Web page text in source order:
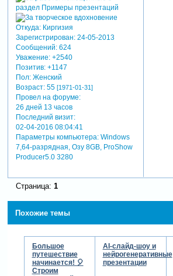
Откуда:Киргизия
Зарегистрирован: 24-05-2013
Сообщений:624
Уважение: +2540
Позитив: +1147
Пол:Женский
Возраст:55 [1971-01-31]
Провел на форуме:
26 дней 13 часов
Последний визит:
02-04-2016 08:04:41
Параметры компьютера:Windows
7,64-разрядная, Озу 8GB, ProShow
Producer5.0 3280
Страница: 1
Похожие темы
Большое
путешествие
начинается! 🎈
Строим
AI-слайд-шоу и
нейрогенеративные
презентации